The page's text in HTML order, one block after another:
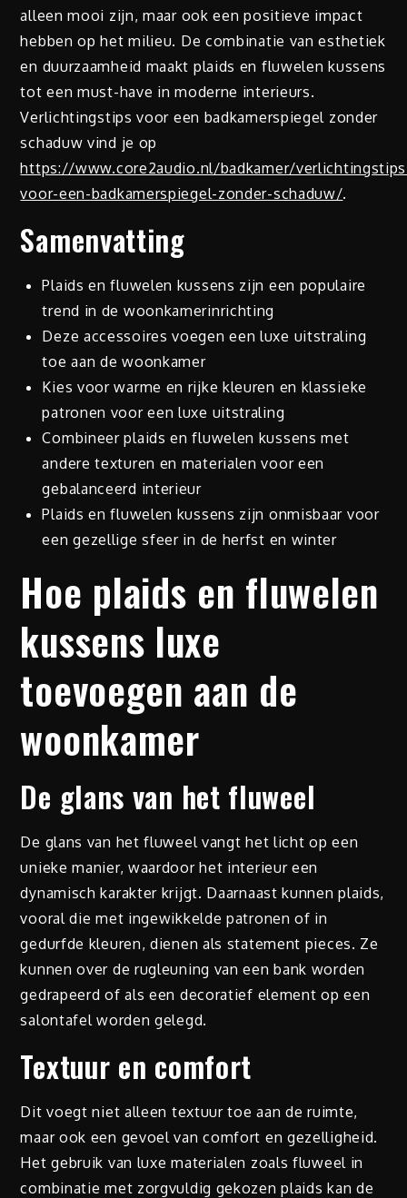
alleen mooi zijn, maar ook een positieve impact
hebben op het milieu. De combinatie van esthetiek
en duurzaamheid maakt plaids en fluwelen kussens
tot een must-have in moderne interieurs.
Verlichtingstips voor een badkamerspiegel zonder
schaduw vind je op
https://www.core2audio.nl/badkamer/
voor-een-badkamerspiegel-zonder-schaduw/.
Samenvatting
Plaids en fluwelen kussens zijn een populaire
trend in de woonkamerinrichting
Deze accessoires voegen een luxe uitstraling
toe aan de woonkamer
Kies voor warme en rijke kleuren en klassieke
patronen voor een luxe uitstraling
Combineer plaids en fluwelen kussens met
andere texturen en materialen voor een
gebalanceerd interieur
Plaids en fluwelen kussens zijn onmisbaar voor
een gezellige sfeer in de herfst en winter
Hoe plaids en fluwelen
kussens luxe
toevoegen aan de
woonkamer
De glans van het fluweel
De glans van het fluweel vangt het licht op een
unieke manier, waardoor het interieur een
dynamisch karakter krijgt. Daarnaast kunnen plaids,
vooral die met ingewikkelde patronen of in
gedurfde kleuren, dienen als statement pieces. Ze
kunnen over de rugleuning van een bank worden
gedrapeerd of als een decoratief element op een
salontafel worden gelegd.
Textuur en comfort
Dit voegt niet alleen textuur toe aan de ruimte,
maar ook een gevoel van comfort en gezelligheid.
Het gebruik van luxe materialen zoals fluweel in
combinatie met zorgvuldig gekozen plaids kan de